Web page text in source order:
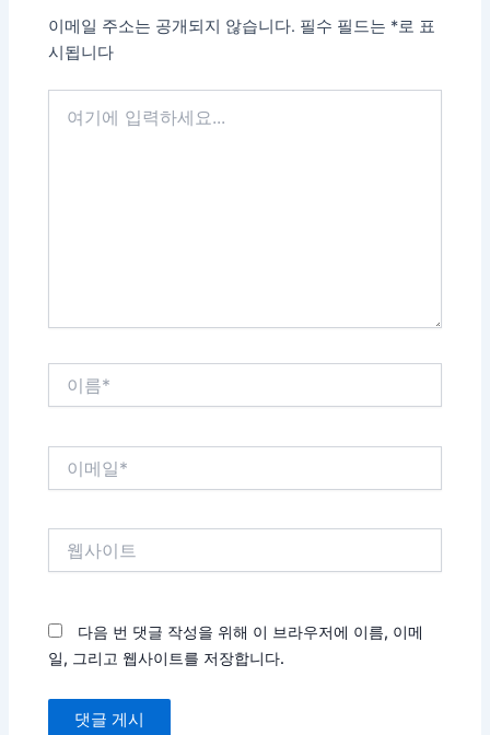
이메일 주소는 공개되지 않습니다. 필수 필드는 *로 표
시됩니다
다음 번 댓글 작성을 위해 이 브라우저에 이름, 이메
일, 그리고 웹사이트를 저장합니다.